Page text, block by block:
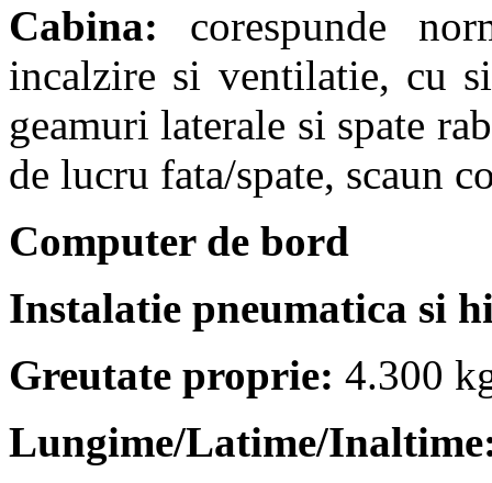
Cabina: corespunde
incalzire si ventilatie, cu
geamuri laterale si spate
de lucru fata/spate, scaun
Computer de bord
Instalatie pneumatica si
Greutate proprie: 4.300
Lungime/Latime/